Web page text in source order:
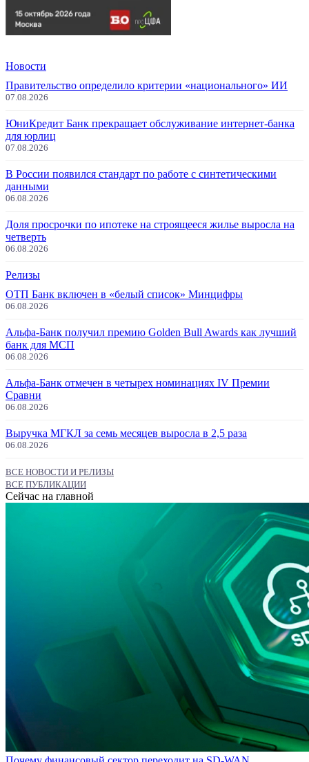
Новости
Правительство определило критерии «национального» ИИ
07.08.2026
ЮниКредит Банк прекращает обслуживание интернет-банка
для юрлиц
07.08.2026
В России появился стандарт по работе с синтетическими
данными
06.08.2026
Доля просрочки по ипотеке на строящееся жилье выросла на
четверть
06.08.2026
Релизы
ОТП Банк включен в «белый список» Минцифры
06.08.2026
Альфа-Банк получил премию Golden Bull Awards как лучший
банк для МСП
06.08.2026
Альфа-Банк отмечен в четырех номинациях IV Премии
Сравни
06.08.2026
Выручка МГКЛ за семь месяцев выросла в 2,5 раза
06.08.2026
ВСЕ НОВОСТИ И РЕЛИЗЫ
ВСЕ ПУБЛИКАЦИИ
Сейчас на главной